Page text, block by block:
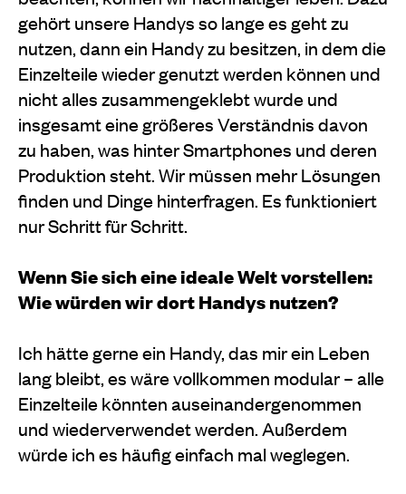
gehört unsere Handys so lange es geht zu
nutzen, dann ein Handy zu besitzen, in dem die
Einzelteile wieder genutzt werden können und
nicht alles zusammengeklebt wurde und
insgesamt eine größeres Verständnis davon
zu haben, was hinter Smartphones und deren
Produktion steht. Wir müssen mehr Lösungen
finden und Dinge hinterfragen. Es funktioniert
nur Schritt für Schritt.
Wenn Sie sich eine ideale Welt vorstellen:
Wie würden wir dort Handys nutzen?
Ich hätte gerne ein Handy, das mir ein Leben
lang bleibt, es wäre vollkommen modular – alle
Einzelteile könnten auseinandergenommen
und wiederverwendet werden. Außerdem
würde ich es häufig einfach mal weglegen.